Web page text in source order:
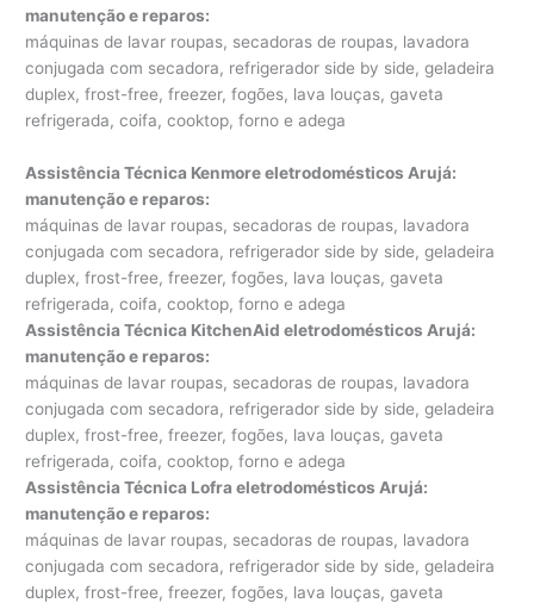
manutenção e reparos:
máquinas de lavar roupas, secadoras de roupas, lavadora
conjugada com secadora, refrigerador side by side, geladeira
duplex, frost-free, freezer, fogões, lava louças, gaveta
refrigerada, coifa, cooktop, forno e adega
Assistência Técnica Kenmore eletrodomésticos Arujá:
manutenção e reparos:
máquinas de lavar roupas, secadoras de roupas, lavadora
conjugada com secadora, refrigerador side by side, geladeira
duplex, frost-free, freezer, fogões, lava louças, gaveta
refrigerada, coifa, cooktop, forno e adega
Assistência Técnica KitchenAid eletrodomésticos Arujá:
manutenção e reparos:
máquinas de lavar roupas, secadoras de roupas, lavadora
conjugada com secadora, refrigerador side by side, geladeira
duplex, frost-free, freezer, fogões, lava louças, gaveta
refrigerada, coifa, cooktop, forno e adega
Assistência Técnica Lofra eletrodomésticos Arujá:
manutenção e reparos:
máquinas de lavar roupas, secadoras de roupas, lavadora
conjugada com secadora, refrigerador side by side, geladeira
duplex, frost-free, freezer, fogões, lava louças, gaveta